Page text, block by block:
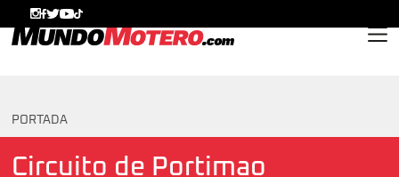
PORTADA
Circuito de Portimao